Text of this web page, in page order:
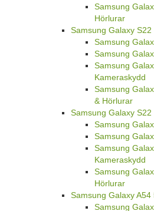
Samsung
Hörlurar
Samsung Galaxy S22
Samsung
Samsung
Samsung
Kameraskydd
Samsung
& Hörlurar
Samsung Galaxy S22
Samsung
Samsung
Samsung
Kameraskydd
Samsung
Hörlurar
Samsung Galaxy A54
Samsung